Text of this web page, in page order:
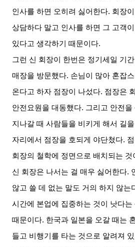
인사를 하면 오히려 싫어한다. 회장
상담하다 말고 인사를 하면 그 고객
있다고 생각하기 때문이다.
그런 신 회장이 한번은 정기세일 기
매장을 방문했다. 손님이 많아 혼잡
온다고 하자 점장이 나섰다. 점장은
안전요원을 대동했다. 그리고 안전을
지나갈 때 사람들을 비키게 해서 길
자리에서 점장을 호되게 야단쳤다.
회장의 철학에 정면으로 배치되는 것
신 회장은 나서는 걸 매우 싫어한다.
않고 쓸 데 없는 말도 거의 하지 않는
시간에 본업에 집중하는 것이 낫다는
때문이다. 한국과 일본을 오갈 때는
들고 비행기를 타는 것으로 알려져